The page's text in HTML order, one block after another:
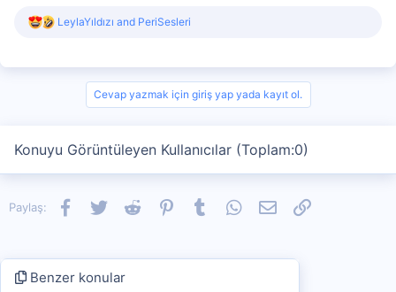
R
:
LeylaYıldızı and PeriSesleri
Cevap yazmak için giriş yap yada kayıt ol.
Konuyu Görüntüleyen Kullanıcılar (Toplam:0)
Paylaş: Facebook
TwitterReddit PinterestTumblrWhatsApp
E-postaLink
Benzer konular